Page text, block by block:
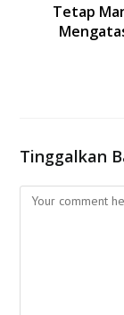
Tetap
Tinggalkan